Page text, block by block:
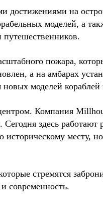
достижениями на
моделей, а
пожара,
а на амбарах
моделей
Компания
здесь
месту,
стремятся
современность.